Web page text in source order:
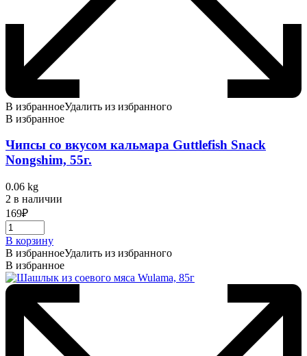
В избранноеУдалить из избранного
В избранное
Чипсы со вкусом кальмара Guttlefish Snack
Nongshim, 55г.
0.06 kg
2 в наличии
169₽
В корзину
В избранноеУдалить из избранного
В избранное